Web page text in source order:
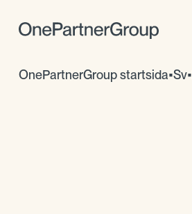
OnePartnerGroup startsida•Sv•